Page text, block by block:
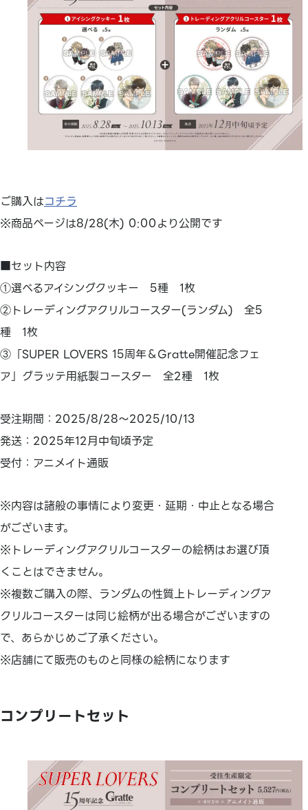
ご購入はコチラ
※商品ページは8/28(木) 0:00より公開です
■セット内容
①選べるアイシングクッキー 5種 1枚
②トレーディングアクリルコースター(ランダム) 全5
種 1枚
③「SUPER LOVERS 15周年＆Gratte開催記念フェ
ア」グラッテ用紙製コースター 全2種 1枚
受注期間：2025/8/28～2025/10/13
発送：2025年12月中旬頃予定
受付：アニメイト通販
※内容は諸般の事情により変更・延期・中止となる場合
がございます。
※トレーディングアクリルコースターの絵柄はお選び頂
くことはできません。
※複数ご購入の際、ランダムの性質上トレーディングア
クリルコースターは同じ絵柄が出る場合がございますの
で、あらかじめご了承ください。
※店舗にて販売のものと同様の絵柄になります
コンプリートセット